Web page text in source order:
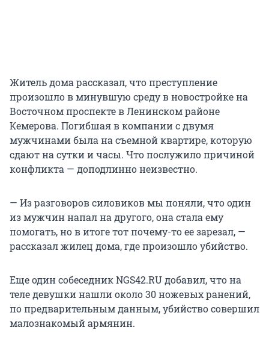
Житель дома рассказал, что преступление
произошло в минувшую среду в новостройке на
Восточном проспекте в Ленинском районе
Кемерова. Погибшая в компании с двумя
мужчинами была на съемной квартире, которую
сдают на сутки и часы. Что послужило причиной
конфликта — доподлинно неизвестно.
— Из разговоров силовиков мы поняли, что один
из мужчин напал на другого, она стала ему
помогать, но в итоге тот почему-то ее зарезал, —
рассказал жилец дома, где произошло убийство.
Еще один собеседник NGS42.RU добавил, что на
теле девушки нашли около 30 ножевых ранений,
по предварительным данным, убийство совершил
малознакомый армянин.